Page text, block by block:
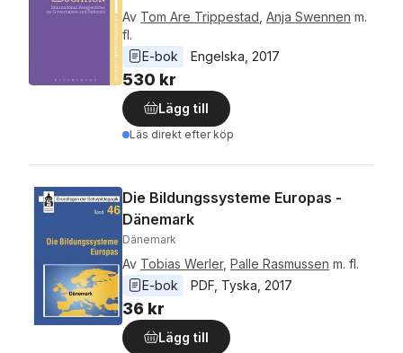
Av Tom Are Trippestad Anja Swennen m.
fl.
E-bok
Engelska 2017
530 kr
Lägg till
Läs direkt efter köp
Die Bildungssysteme Europas -
Dänemark
Dänemark
Av Tobias Werler, Palle Rasmussen m. fl.
E-bok
PDF Tyska 2017
36 kr
Lägg till